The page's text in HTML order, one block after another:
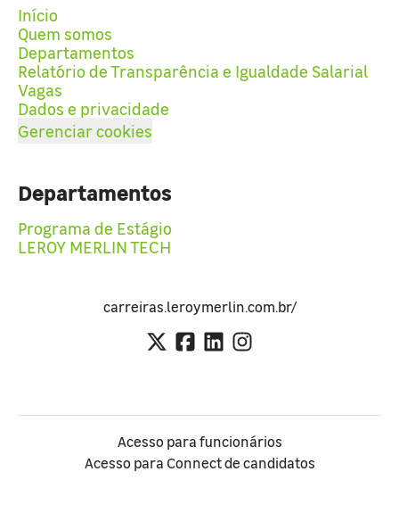
Início
Quem somos
Departamentos
Relatório de Transparência e Igualdade Salarial
Vagas
Dados e privacidade
Gerenciar cookies
Departamentos
Programa de Estágio
LEROY MERLIN TECH
carreiras.leroymerlin.com.br/
Acesso para funcionários
Acesso para Connect de candidatos